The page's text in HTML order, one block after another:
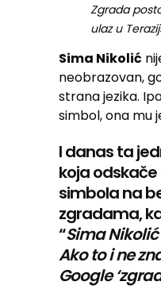
Zgrada
ulaz u
Sima Nikolić
neobrazovan,
strana jezika.
simbol, ona mu
I danas ta
koja
simbola na
zgradama,
“Sima
Ako to i ne
Google